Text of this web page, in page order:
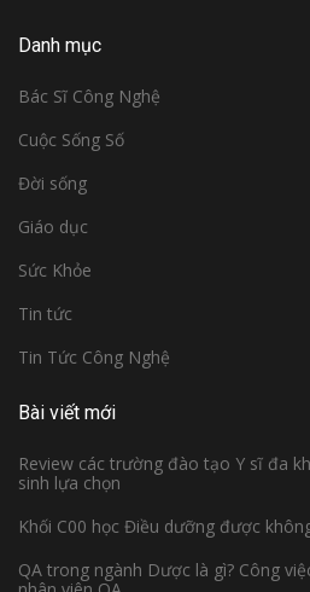
Danh mục
Bác Sĩ Công Nghệ
Cuộc Sống Số
Đời sống
Giáo dục
Sức Khỏe
Tin tức
Tin Tức Công Nghệ
Bài viết mới
Review các trường đào tạo Y sĩ đa
sinh lựa chọn
Khối C00 học Điều dưỡng được
QA trong ngành Dược là gì? Công